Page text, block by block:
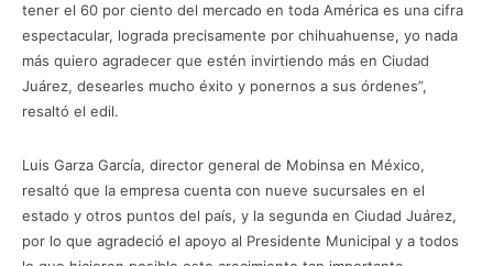
tener el 60 por ciento del mercado en toda América es una cifra
espectacular, lograda precisamente por chihuahuense, yo nada
más quiero agradecer que estén invirtiendo más en Ciudad
Juárez, desearles mucho éxito y ponernos a sus órdenes”,
resaltó el edil.
Luis Garza García, director general de Mobinsa en México,
resaltó que la empresa cuenta con nueve sucursales en el
estado y otros puntos del país, y la segunda en Ciudad Juárez,
por lo que agradeció el apoyo al Presidente Municipal y a todos